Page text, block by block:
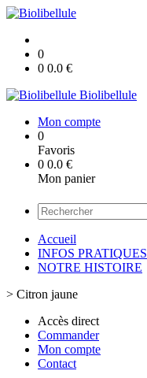
0
0 0.0 €
Biolibellule
Mon compte
0
Favoris
0 0.0 €
Mon panier
Accueil
INFOS PRATIQUES
NOTRE HISTOIRE
> Citron jaune
Accès direct
Commander
Mon compte
Contact